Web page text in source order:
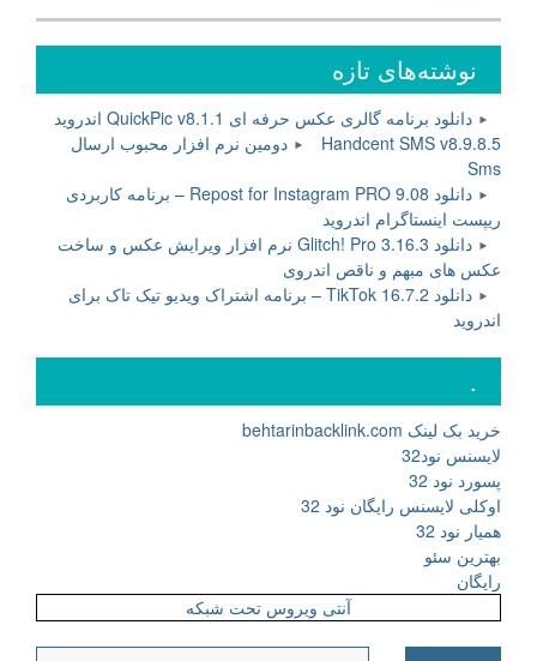
نوشته‌های تازه
دانلود برنامه گالری عکس حرفه ای QuickPic v8.1.1 اندروید
Handcent SMS v8.9.8.5 دومین نرم افزار محبوب ارسال
Sms
دانلود Repost for Instagram PRO 9.08 – برنامه کاربردی
ریپست اینستاگرام اندروید
دانلود Glitch! Pro 3.16.3 نرم افزار ویرایش عکس و ساخت
عکس های مبهم و ناقص اندروی
دانلود TikTok 16.7.2 – برنامه اشتراک ویدیو تیک تاک برای
اندروید
.
خرید بک لینک behtarinbacklink.com
لایسنس نود32
پسورد نود 32
اوکلی لایسنس رایگان نود 32
همیار نود 32
بهترین سئو
رایگان
آنتی ویروس تحت شبکه